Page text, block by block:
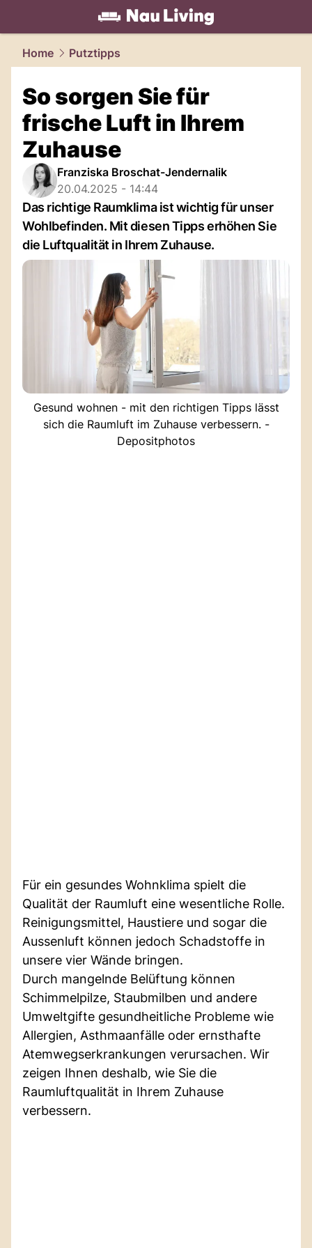
living.NAU.ch
Home Putztipps
So sorgen Sie für
frische Luft in Ihrem
Zuhause
Franziska Broschat-Jendernalik
20.04.2025 - 14:44
Das richtige Raumklima ist wichtig für unser
Wohlbefinden. Mit diesen Tipps erhöhen Sie
die Luftqualität in Ihrem Zuhause.
Gesund wohnen - mit den richtigen Tipps lässt
sich die Raumluft im Zuhause verbessern. -
Depositphotos
Für ein gesundes Wohnklima spielt die
Qualität der Raumluft eine wesentliche Rolle.
Reinigungsmittel, Haustiere und sogar die
Aussenluft können jedoch Schadstoffe in
unsere vier Wände bringen.
Durch mangelnde Belüftung können
Schimmelpilze, Staubmilben und andere
Umweltgifte gesundheitliche Probleme wie
Allergien, Asthmaanfälle oder ernsthafte
Atemwegserkrankungen verursachen. Wir
zeigen Ihnen deshalb, wie Sie die
Raumluftqualität in Ihrem Zuhause
verbessern.